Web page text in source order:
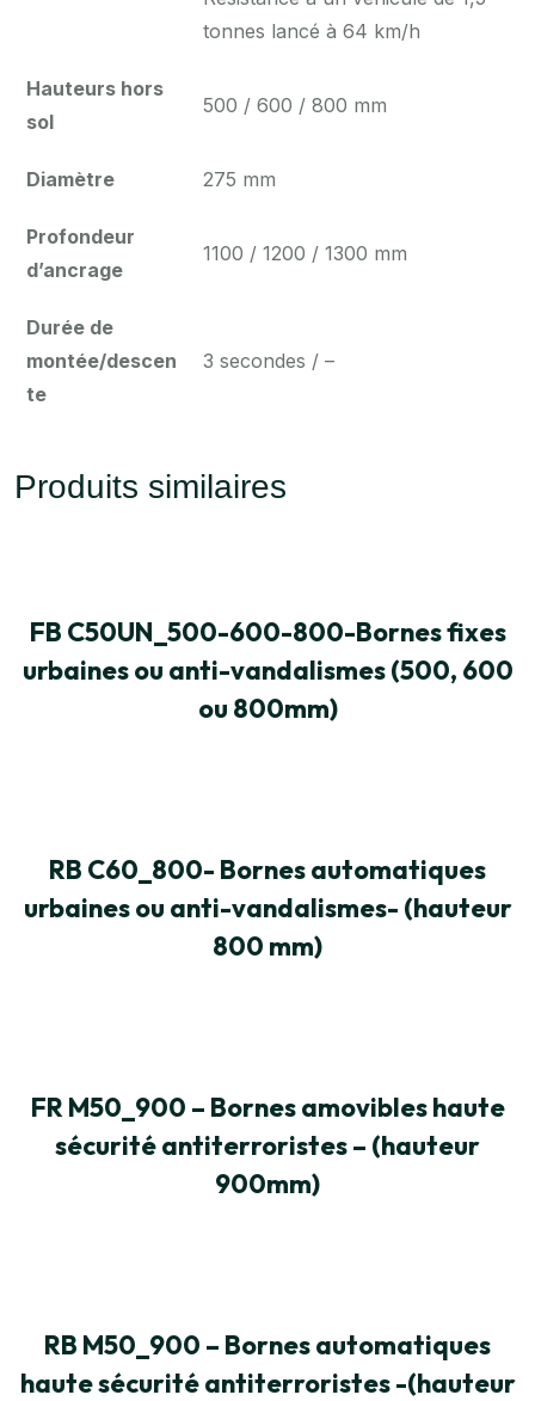
tonnes lancé à 64 km/h
Hauteurs hors
sol
500 / 600 / 800 mm
Diamètre 275 mm
Profondeur
d’ancrage
1100 / 1200 / 1300 mm
Durée de
montée/descen
te
3 secondes / –
Produits similaires
FB C50UN_500-600-800-Bornes fixes
urbaines ou anti-vandalismes (500, 600
ou 800mm)
RB C60_800- Bornes automatiques
urbaines ou anti-vandalismes- (hauteur
800 mm)
FR M50_900 – Bornes amovibles haute
sécurité antiterroristes – (hauteur
900mm)
RB M50_900 – Bornes automatiques
haute sécurité antiterroristes -(hauteur